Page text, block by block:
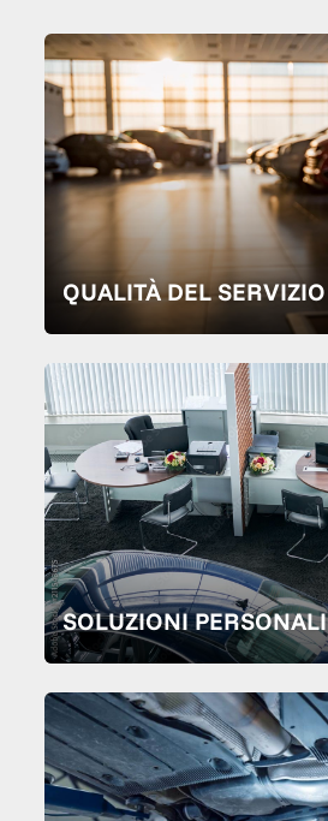
QUALITÀ DEL SERVIZIO
SOLUZIONI PERSONALI